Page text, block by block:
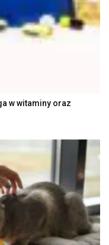
w witaminy oraz